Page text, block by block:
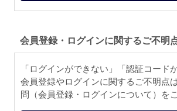
会員登録・ログインに関するご不明
「ログインができない」「認証コード
会員登録やログインに関するご不明点
問（会員登録・ログインについて）を